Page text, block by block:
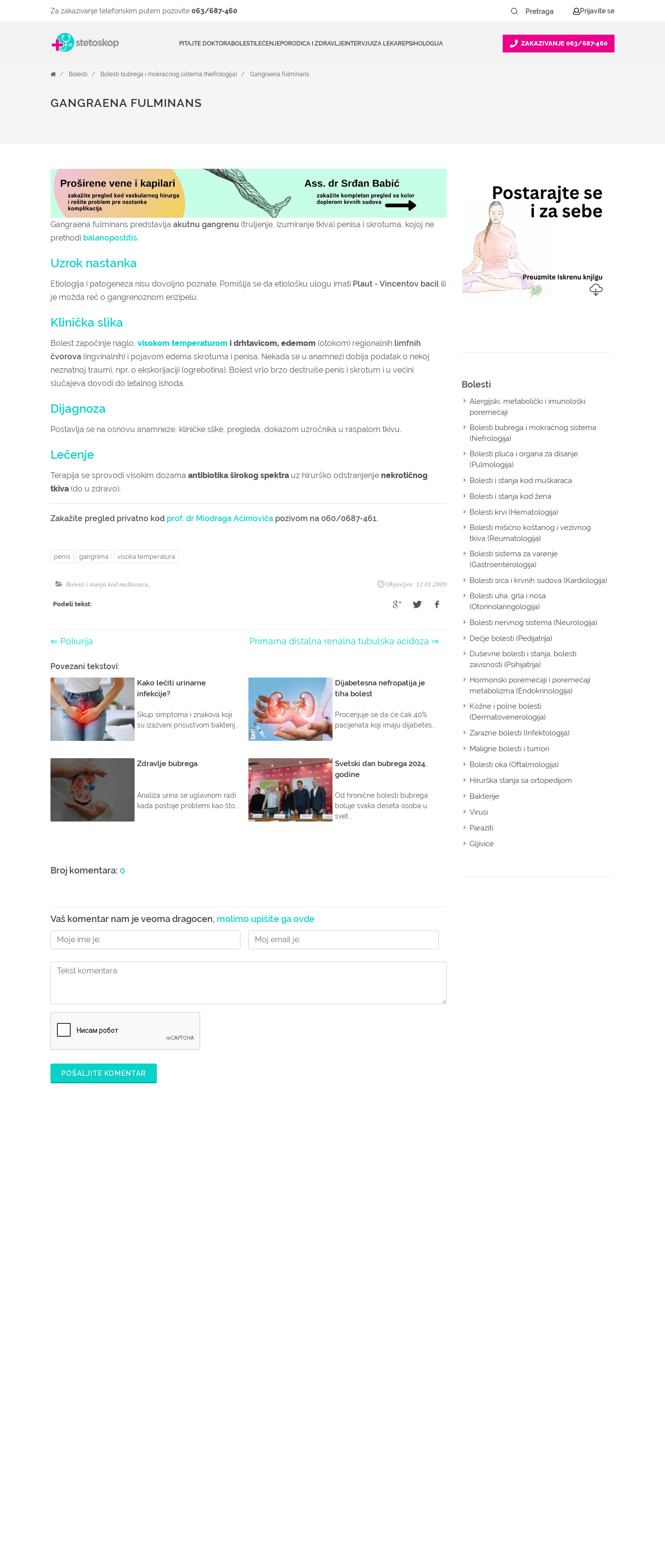
Za zakazivanje telefonskim putem pozovite 063/687-460 Prijavite se
PITAJTE DOKTORABOLESTILEČENJEPORODICA I ZDRAVLJEINTERVJUIZA LEKAREPSIHOLOGIJA ZAKAZIVANJE 063/687-460
Bolesti Bolesti bubrega i mokraćnog sistema (Nefrologija) Gangraena fulminans
GANGRAENA FULMINANS
Gangraena fulminans predstavlja akutnu gangrenu (truljenje, izumiranje tkiva) penisa i skrotuma, kojoj ne
prethodi balanopostitis.
Uzrok nastanka
Etiologija i patogeneza nisu dovoljno poznate. Pomišlja se da etiološku ulogu imati Plaut - Vincentov bacil ili
je možda reč o gangrenoznom erizipelu.
Klinička slika
Bolest započinje naglo, visokom temperaturom i drhtavicom, edemom (otokom) regionalnih limfnih
čvorova (ingvinalnih) i pojavom edema skrotuma i penisa. Nekada se u anamnezi dobija podatak o nekoj
neznatnoj traumi, npr. o ekskorijaciji (ogrebotina). Bolest vrlo brzo destruiše penis i skrotum i u većini
slučajeva dovodi do letalnog ishoda.
Dijagnoza
Postavlja se na osnovu anamneze, kliničke slike, pregleda, dokazom uzročnika u raspalom tkivu.
Lečenje
Terapija se sprovodi visokim dozama antibiotika širokog spektra uz hirurško odstranjenje nekrotičnog
tkiva (do u zdravo).
Zakažite pregled privatno kod prof. dr Miodraga Aćimovića pozivom na 060/0687-461.
penis gangrena visoka temperatura
Objavljen: 12.01.2009
Bolesti i stanja kod muškaraca
Podeli tekst:
⇐ Poliurija Primarna distalna renalna tubulska acidoza ⇒
Povezani tekstovi:
Kako lečiti urinarne
infekcije?
Skup simptoma i znakova koji
su izazvani prisustvom bakterij...
Dijabetesna nefropatija je
tiha bolest
Procenjuje se da će čak 40%
pacijenata koji imaju dijabetes...
Zdravlje bubrega
Analiza urina se uglavnom radi
kada postoje problemi kao što...
Svetski dan bubrega 2024.
godine
Od hronične bolesti bubrega
boluje svaka deseta osoba u
svet...
Broj komentara: 0
Vaš komentar nam je veoma dragocen, molimo upišite ga ovde
POŠALJITE KOMENTAR
Bolesti
Alergijski, metabolički i imunološki
poremećaji
Bolesti bubrega i mokraćnog sistema
(Nefrologija)
Bolesti pluća i organa za disanje
(Pulmologija)
Bolesti i stanja kod muškaraca
Bolesti i stanja kod žena
Bolesti krvi (Hematologija)
Bolesti mišićno koštanog i vezivnog
tkiva (Reumatologija)
Bolesti sistema za varenje
(Gastroenterologija)
Bolesti srca i krvnih sudova (Kardiologija)
Bolesti uha, grla i nosa
(Otorinolaringologija)
Bolesti nervnog sistema (Neurologija)
Dečje bolesti (Pedijatrija)
Duševne bolesti i stanja, bolesti
zavisnosti (Psihijatrija)
Hormonski poremećaji i poremećaji
metabolizma (Endokrinologija)
Kožne i polne bolesti
(Dermatovenerologija)
Zarazne bolesti (Infektologija)
Maligne bolesti i tumori
Bolesti oka (Oftalmologija)
Hirurška stanja sa ortopedijom
Bakterije
Virusi
Paraziti
Gljivice